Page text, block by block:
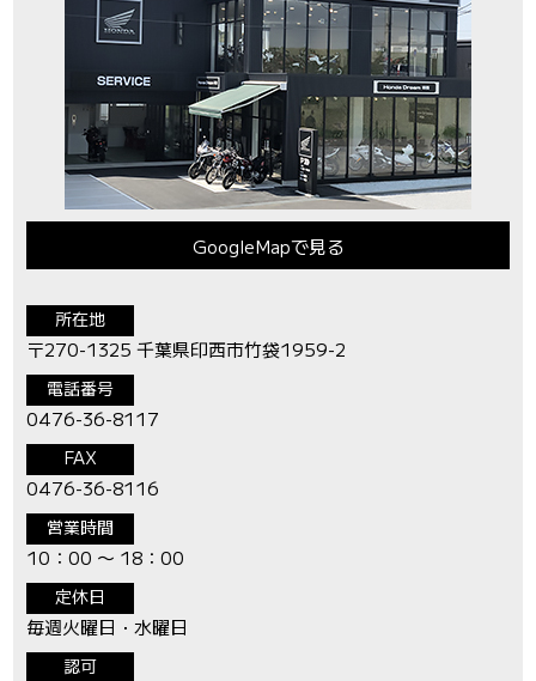
所在地
〒270-1325 千葉県印西市竹袋1959-2
電話番号
0476-36-8117
FAX
0476-36-8116
営業時間
10：00 〜 18：00
定休日
毎週火曜日・水曜日
認可
GoogleMapで見る